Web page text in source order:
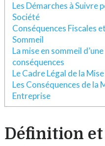
Les Démarches à Suivre
Société
Conséquences Fiscales
Sommeil
La mise en sommeil
conséquences
Le Cadre Légal de la
Les Conséquences de la
Entreprise
Définition et